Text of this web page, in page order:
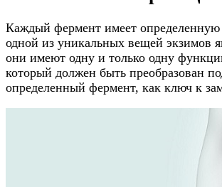
Каждый фермент имеет
одной из уникальных вещей экзимов
они имеют одну и только одну
который должен быть преобразован
определенный фермент, как ключ к